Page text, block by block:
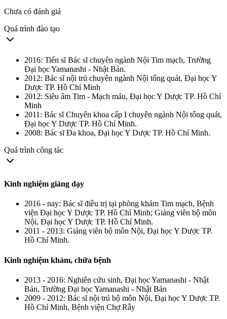
Chưa có đánh giá
Quá trình đào tạo
2016: Tiến sĩ Bác sĩ chuyên ngành Nội Tim mạch, Trường
Đại học Yamanashi - Nhật Bản.
2012: Bác sĩ nội trú chuyên ngành Nội tổng quát, Đại học Y
Dược TP. Hồ Chí Minh
2012: Siêu âm Tim - Mạch máu, Đại học Y Dược TP. Hồ Chí
Minh
2011: Bác sĩ Chuyên khoa cấp I chuyên ngành Nội tổng quát,
Đại học Y Dược TP. Hồ Chí Minh.
2008: Bác sĩ Đa khoa, Đại học Y Dược TP. Hồ Chí Minh.
Quá trình công tác
Kinh nghiệm giảng dạy
2016 - nay: Bác sĩ điều trị tại phòng khám Tim mạch, Bệnh
viện Đại học Y Dược TP. Hồ Chí Minh; Giảng viên bộ môn
Nội, Đại học Y Dược TP. Hồ Chí Minh.
2011 - 2013: Giảng viên bộ môn Nội, Đại học Y Dược TP.
Hồ Chí Minh.
Kinh nghiệm khám, chữa bệnh
2013 - 2016: Nghiên cứu sinh, Đại học Yamanashi - Nhật
Bản, Trường Đại học Yamanashi - Nhật Bản
2009 - 2012: Bác sĩ nội trú bộ môn Nội, Đại học Y Dược TP.
Hồ Chí Minh, Bệnh viện Chợ Rẫy